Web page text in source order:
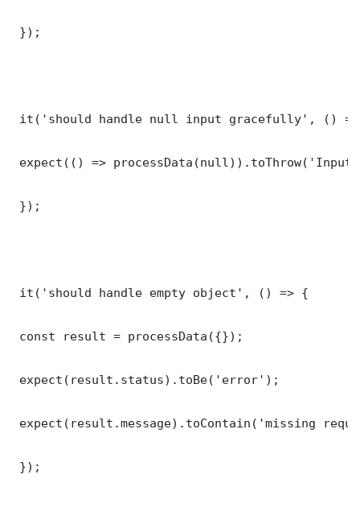
});
it('should handle null input gracefully', ()
expect(() =>
});
it('should handle empty object', () => {
const result = processData({});
expect(result.status).toBe('error');
expect(result.message).toContain('missing
});